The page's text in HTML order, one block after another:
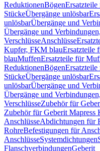
ReduktionenBögen
StückeÜbergänge unlösbar
unlösbarÜbergänge und
Übergänge und
VerschlüsseAnschlüsse
Kupfer, FKM blauErsatzteile
blauMuffenErsatzteile für
ReduktionenBögen
StückeÜbergänge unlösbar
unlösbarÜbergänge und
Übergänge und
VerschlüsseZubehör für
Zubehör für Geberit Mapress
AnschlüsseAbdichtungen für
RohreBefestigungen für
AnschlüsseSystemdichtungen
FlanschverbindungenGeberit